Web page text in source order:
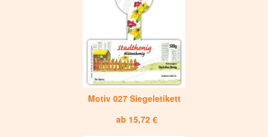
Motiv 027 Siegeletikett
ab 15,72 €